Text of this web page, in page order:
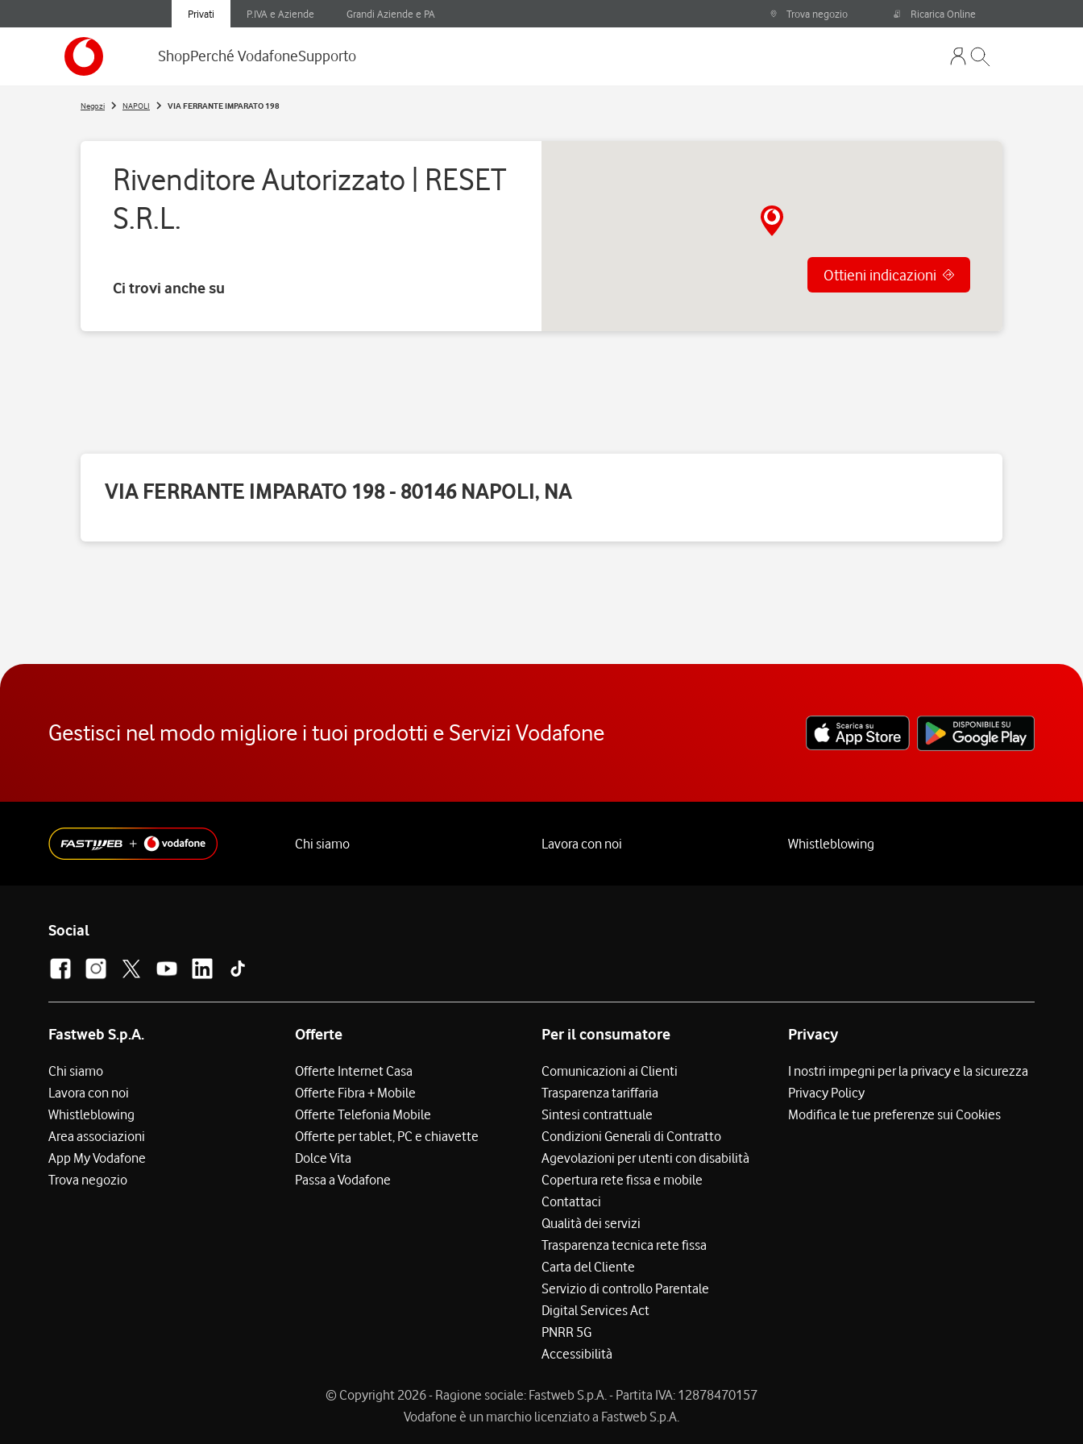
Privati P.IVA e Aziende Grandi Aziende e PA Trova negozio Ricarica Online
ShopPerché VodafoneSupporto
Negozi NAPOLI VIA FERRANTE IMPARATO 198
Rivenditore Autorizzato | RESET
S.R.L.
Ci trovi anche su
Ottieni indicazioni
VIA FERRANTE IMPARATO 198 - 80146 NAPOLI, NA
Gestisci nel modo migliore i tuoi prodotti e Servizi Vodafone
Chi siamo Lavora con noi Whistleblowing
Social
Fastweb S.p.A.
Chi siamo
Lavora con noi
Whistleblowing
Area associazioni
App My Vodafone
Trova negozio
Offerte
Offerte Internet Casa
Offerte Fibra + Mobile
Offerte Telefonia Mobile
Offerte per tablet, PC e chiavette
Dolce Vita
Passa a Vodafone
Per il consumatore
Comunicazioni ai Clienti
Trasparenza tariffaria
Sintesi contrattuale
Condizioni Generali di Contratto
Agevolazioni per utenti con disabilità
Copertura rete fissa e mobile
Contattaci
Qualità dei servizi
Trasparenza tecnica rete fissa
Carta del Cliente
Servizio di controllo Parentale
Digital Services Act
PNRR 5G
Accessibilità
Privacy
I nostri impegni per la privacy e la sicurezza
Privacy Policy
Modifica le tue preferenze sui Cookies
© Copyright 2026 - Ragione sociale: Fastweb S.p.A. - Partita IVA: 12878470157
Vodafone è un marchio licenziato a Fastweb S.p.A.